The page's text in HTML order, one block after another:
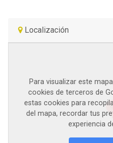
Localización
Para visualizar este
cookies de terceros de
estas cookies para
del mapa, recordar tus
experiencia